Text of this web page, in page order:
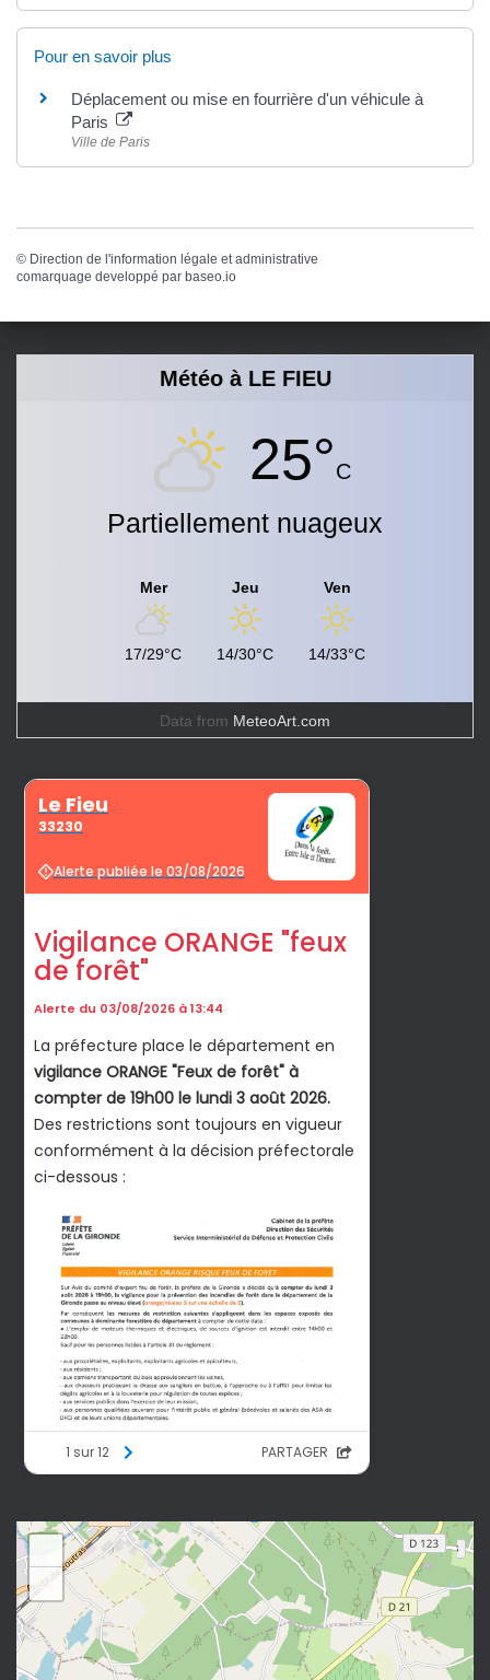
Pour en savoir plus
Déplacement ou mise en fourrière d'un véhicule à
Paris
Ville de Paris
© Direction de l'information légale et administrative
comarquage developpé par baseo.io
Météo à LE FIEU
25°C
Partiellement nuageux
Mer
17/29°C
Jeu
14/30°C
Ven
14/33°C
Data from MeteoArt.com
−